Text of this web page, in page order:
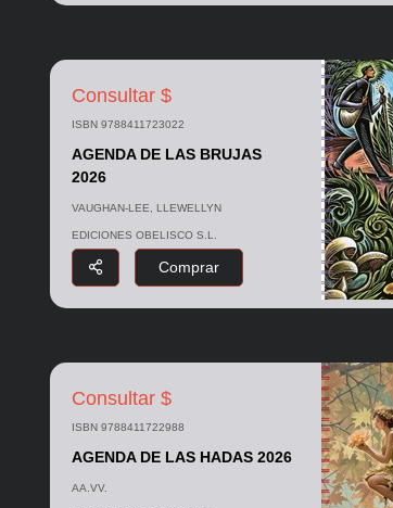
Consultar $
ISBN 9788411723022
AGENDA DE LAS BRUJAS
2026
VAUGHAN-LEE, LLEWELLYN
EDICIONES OBELISCO S.L.
Comprar
Consultar $
ISBN 9788411722988
AGENDA DE LAS HADAS 2026
AA.VV.